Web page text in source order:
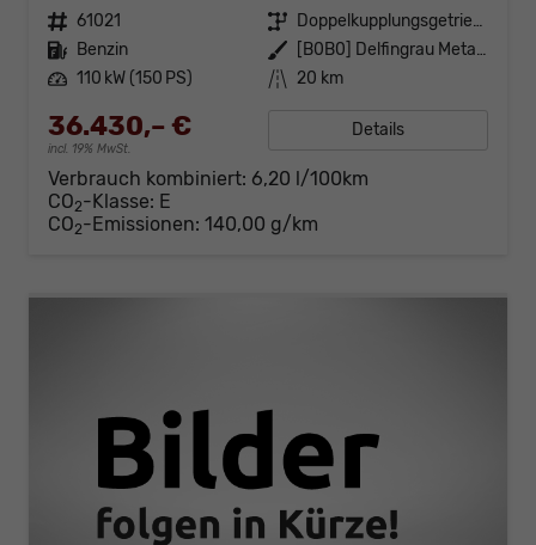
Fahrzeugnr. 61021 Getriebe
Doppelkupplungsgetriebe (DSG)
Kraftstoff Benzin Außenfarbe
[B0B0] Delfingrau Metallic
Leistung 110 kW (150 PS) Kilometerstand 20 km
36.430,– €
incl. 19% MwSt.
Details
Verbrauch kombiniert: 6,20 l/100km
CO2-Klasse: E
CO2-Emissionen: 140,00 g/km